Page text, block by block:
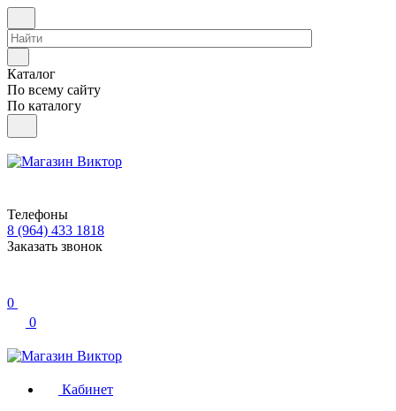
Каталог
По всему сайту
По каталогу
Телефоны
8 (964) 433 1818
Заказать звонок
0
0
Кабинет